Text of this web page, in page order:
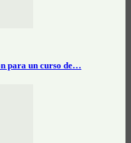
para un curso de…